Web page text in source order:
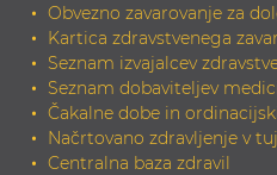
Obvezno zavarovanje za
Kartica zdravstvenega
Seznam izvajalcev
Seznam dobaviteljev
Čakalne dobe in
Načrtovano zdravljenje v
Centralna baza zdravil